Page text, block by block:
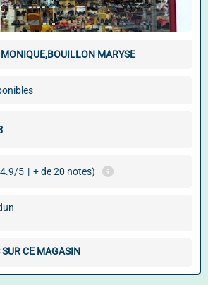
MARYSE
5 | + de 20 notes)
CE MAGASIN